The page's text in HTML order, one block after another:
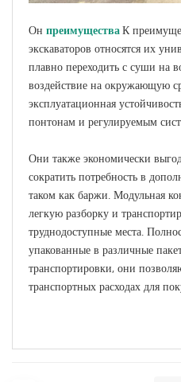
Он преимуществаК
экскаваторов относятся их
плавно переходить с суши на
воздействие на окружающую
эксплуатационная
понтонам и регулируемым
Они также экономически
сократить потребность в
таком как баржи. Модульная
легкую разборку и
труднодоступные места.
упакованные в различные
транспортировки, они
транспортных расходах для